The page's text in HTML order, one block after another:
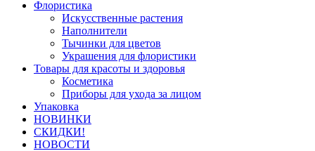
Флористика
Искусственные растения
Наполнители
Тычинки для цветов
Украшения для флористики
Товары для красоты и здоровья
Косметика
Приборы для ухода за лицом
Упаковка
НОВИНКИ
СКИДКИ!
НОВОСТИ